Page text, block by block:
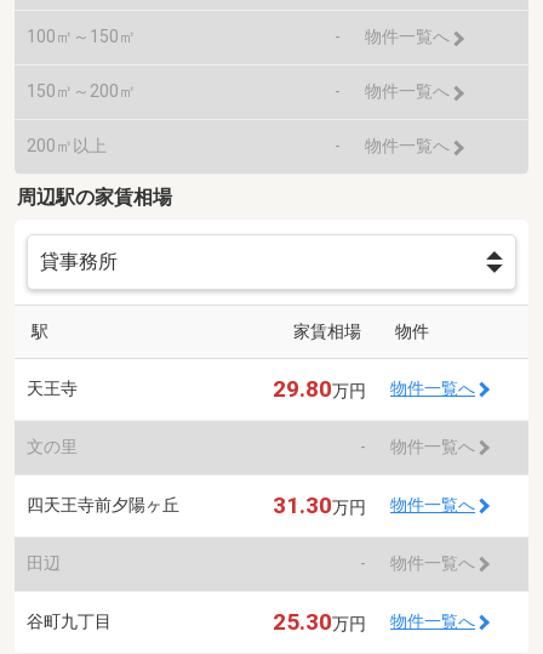
100㎡～150㎡ - 物件一覧へ
150㎡～200㎡ - 物件一覧へ
200㎡以上 - 物件一覧へ
周辺駅の家賃相場
駅 家賃相場 物件
天王寺 29.80万円 物件一覧へ
文の里 - 物件一覧へ
四天王寺前夕陽ヶ丘 31.30万円 物件一覧へ
田辺 - 物件一覧へ
谷町九丁目 25.30万円 物件一覧へ